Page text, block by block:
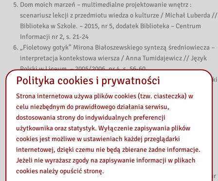
Dom moich marzeń – multimedialne projektowanie wnętrz :
scenariusz lekcji z przedmiotu wiedza o kulturze / Michał Luberda //
Biblioteka w Szkole. – 2015, nr 5, dodatek Biblioteka – Centrum
Informacji nr 2, s. 21-24
„Fioletowy gotyk” Mirona Białoszewskiego syntezą średniowiecza –
interpretacja kontekstowa wiersza / Anna Tumidajewicz // Język
Polski w Liceum. – 2005/2006, nr 4, s. 56-60
Historia ruchomych obrazów – najważniejsze etapy rozwoju techniki
Biblioteka w Szkole. – 2013, nr 7/8, dodatek Biblioteka – Centrum
Informacji nr 3, s. 21-22
Instagram a może Chrystogram : ukryte symbole w sztuce
pierwszych chrześcijan : scenariusz lekcji z przedmiotu wiedza o
kulturze / Michał Luberda // Biblioteka w Szkole. – 2018, nr 2,
dodatek Biblioteka – Centrum Informacji nr 1, s. 20-23
Interaktywne, wirtualne wędrówki / Bożena Boryczka // Biblioteka
w Szkole. – 2009, nr 7/8, dodatek Biblioteka – Centrum Informacji nr
Polityka cookies i prywatności
Strona internetowa używa plików cookies (tzw. ciasteczka) w
celu niezbędnym do prawidłowego działania serwisu,
dostosowania strony do indywidualnych preferencji
użytkownika oraz statystyk. Wyłączenie zapisywania plików
cookies jest możliwe w ustawieniach każdej przeglądarki
internetowej, dzięki czemu nie będą zbierane żadne informacje.
Jeżeli nie wyrażasz zgody na zapisywanie informacji w plikach
cookies należy opuścić stronę.